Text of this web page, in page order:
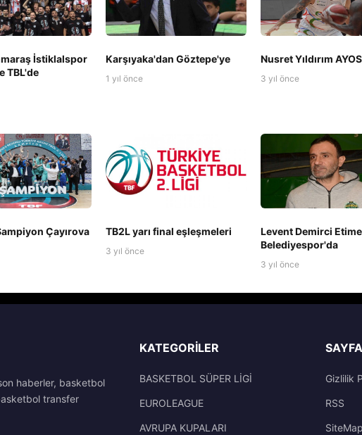
İstiklalspor
TBL'de
Karşıyaka'dan Göztepe'ye
1 yıl önce
Nusret Yıldırım
3 yıl önce
Çayırova
TB2L yarı final eşleşmeleri
3 yıl önce
Levent Demirci
Belediyespor'da
3 yıl önce
haberler, basketbol
transfer
KATEGORILER
BASKETBOL SÜPER LİGİ
EUROLEAGUE
AVRUPA KUPALARI
Gizlilik
RSS
SiteMap